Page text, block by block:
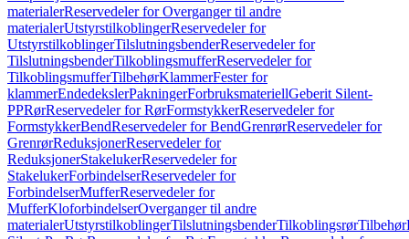
materialerReservedeler for Overganger til andre
materialerUtstyrstilkoblingerReservedeler for
UtstyrstilkoblingerTilslutningsbenderReservedeler for
TilslutningsbenderTilkoblingsmufferReservedeler for
TilkoblingsmufferTilbehørKlammerFester for
klammerEndedekslerPakningerForbruksmateriellGeberit Silent-
PPRørReservedeler for RørFormstykkerReservedeler for
FormstykkerBendReservedeler for BendGrenrørReservedeler for
GrenrørReduksjonerReservedeler for
ReduksjonerStakelukerReservedeler for
StakelukerForbindelserReservedeler for
ForbindelserMufferReservedeler for
MufferKloforbindelserOverganger til andre
materialerUtstyrstilkoblingerTilslutningsbenderTilkoblingsrørTilbehør